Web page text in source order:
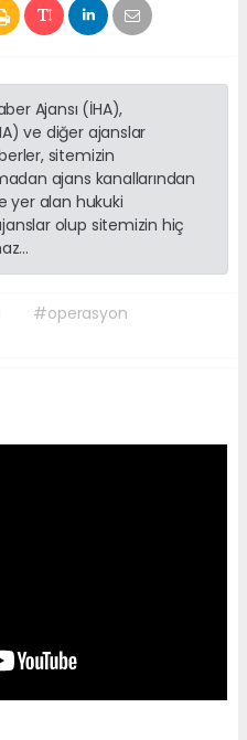
Ajansı (İHA),
ve diğer ajanslar
sitemizin
ajans kanallarından
yer alan hukuki
olup sitemizin hiç
#operasyon